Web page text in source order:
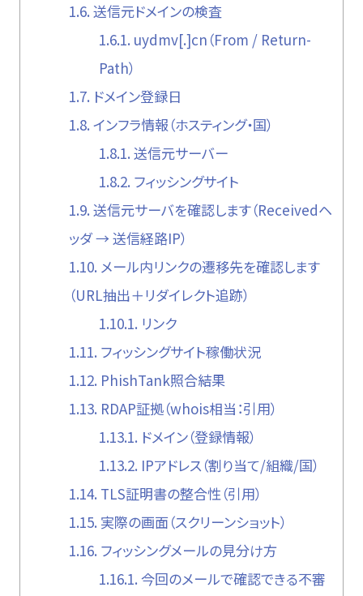
1.6. 送信元ドメインの検査
1.6.1. uydmv[.]cn（From / Return-
Path）
1.7. ドメイン登録日
1.8. インフラ情報（ホスティング・国）
1.8.1. 送信元サーバー
1.8.2. フィッシングサイト
1.9. 送信元サーバを確認します（Receivedヘ
ッダ → 送信経路IP）
1.10. メール内リンクの遷移先を確認します
（URL抽出＋リダイレクト追跡）
1.10.1. リンク
1.11. フィッシングサイト稼働状況
1.12. PhishTank照合結果
1.13. RDAP証拠（whois相当：引用）
1.13.1. ドメイン（登録情報）
1.13.2. IPアドレス（割り当て/組織/国）
1.14. TLS証明書の整合性（引用）
1.15. 実際の画面（スクリーンショット）
1.16. フィッシングメールの見分け方
1.16.1. 今回のメールで確認できる不審